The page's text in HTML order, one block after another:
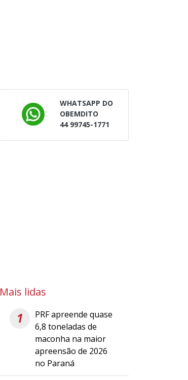
WHATSAPP DO
OBEMDITO
44 99745-1771
Mais lidas
1
PRF apreende quase
6,8 toneladas de
maconha na maior
apreensão de 2026
no Paraná